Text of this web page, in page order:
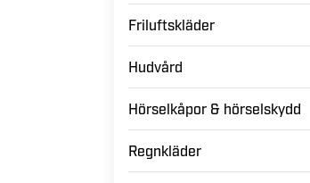
Friluftskläder
Hudvård
Hörselkåpor & hörselskydd
Regnkläder